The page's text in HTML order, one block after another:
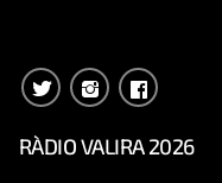
RÀDIO VALIRA 2026